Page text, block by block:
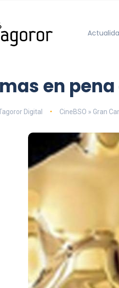
en
Digital CineBSO » Gran